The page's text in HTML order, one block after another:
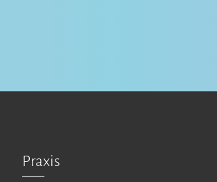
Praxis